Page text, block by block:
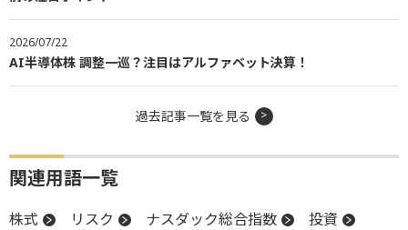
2026/07/22
AI半導体株 調整一巡？注目はアルファベット決算！
過去記事一覧を見る
関連用語一覧
株式 リスク ナスダック総合指数
投資